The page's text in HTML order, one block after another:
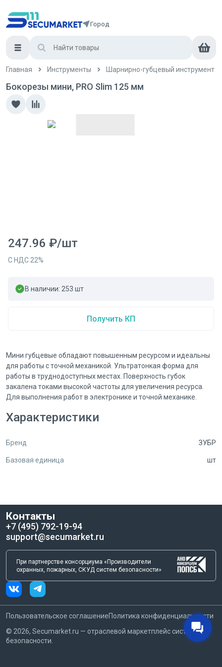
Город
Главная Инструменты Шарнирно-губцевый инструмент
Бокорезы мини, PRO Slim 125 мм
247.96 ₽/шт
С НДС 22%
В наличии: 253 шт
Получить КП
Мини губцевые обладают повышенным ресурсом и идеальны
для работы с точной механикой. Ультратонкая форма для
работы в труднодоступных местах. Поверхность губок
закалена токами высокой частоты для увеличения ресурса.
Для выполнения работ в электронике и точной механике.
Характеристики
Бренд ЗУБР
Базовая единица шт
Контакты
+7 (495) 792-19-94
support@secumarket.ru
При партнерстве консорциума «Производители
охранных, пожарных, СКУД систем безопасности»
Пользовательское соглашениеПолитика конфиденциальности
© 2026, Secumarket.ru — отраслевой маркетплейс систем
безопасности.